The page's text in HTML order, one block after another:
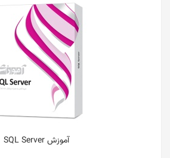
آموزش SQL Server